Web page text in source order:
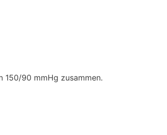
150/90 mmHg zusammen.